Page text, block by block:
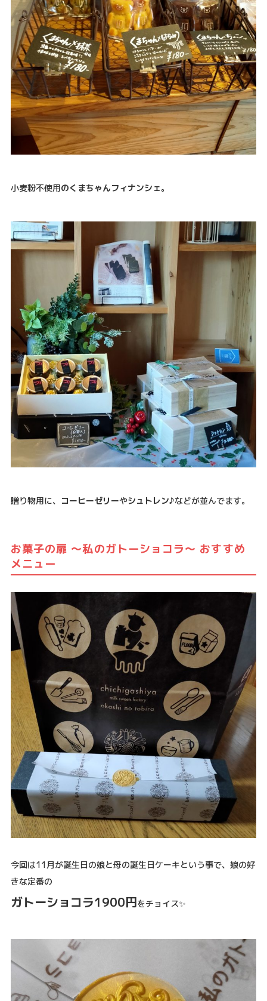
小麦粉不使用のくまちゃんフィナンシェ。
贈り物用に、 コーヒーゼリーやシュトレン♪などが並んでます。
お菓子の扉 ～私のガトーショコラ～ おすすめ
メニュー
今回は11月が誕生日の娘と母の誕生日ケーキという事で、娘の好
きな定番の
ガトーショコラ1900円をチョイス✨